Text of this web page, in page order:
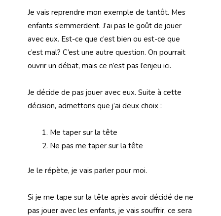
Je vais reprendre mon exemple de tantôt. Mes
enfants s’emmerdent. J’ai pas le goût de jouer
avec eux. Est-ce que c’est bien ou est-ce que
c’est mal? C’est une autre question. On pourrait
ouvrir un débat, mais ce n’est pas l’enjeu ici.
Je décide de pas jouer avec eux. Suite à cette
décision, admettons que j’ai deux choix :
Me taper sur la tête
Ne pas me taper sur la tête
Je le répète, je vais parler pour moi.
Si je me tape sur la tête après avoir décidé de ne
pas jouer avec les enfants, je vais souffrir, ce sera